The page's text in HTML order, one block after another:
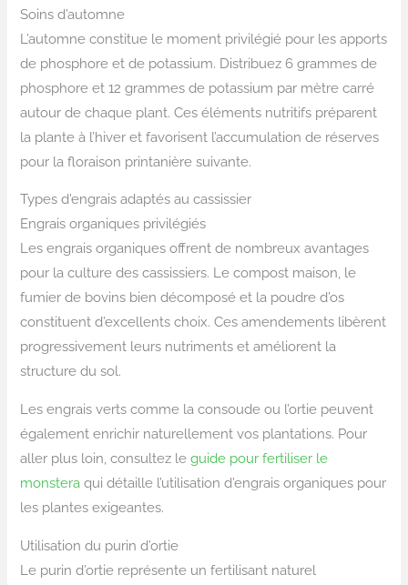
Soins d’automne
L’automne constitue le moment privilégié pour les apports
de phosphore et de potassium. Distribuez 6 grammes de
phosphore et 12 grammes de potassium par mètre carré
autour de chaque plant. Ces éléments nutritifs préparent
la plante à l’hiver et favorisent l’accumulation de réserves
pour la floraison printanière suivante.
Types d’engrais adaptés au cassissier
Engrais organiques privilégiés
Les engrais organiques offrent de nombreux avantages
pour la culture des cassissiers. Le compost maison, le
fumier de bovins bien décomposé et la poudre d’os
constituent d’excellents choix. Ces amendements libèrent
progressivement leurs nutriments et améliorent la
structure du sol.
Les engrais verts comme la consoude ou l’ortie peuvent
également enrichir naturellement vos plantations. Pour
aller plus loin, consultez leguide pour fertiliser le
monstera qui détaille l’utilisation d’engrais organiques pour
les plantes exigeantes.
Utilisation du purin d’ortie
Le purin d’ortie représente un fertilisant naturel